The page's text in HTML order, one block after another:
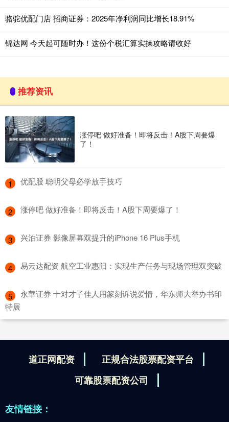
骆驼优配门店 招商证券：2025年净利润同比增长18.91%
锦达网 今天起可随时办！这份个税汇算实操攻略请收好
推荐资讯
涨停吧 做好准备！即将反击！A股下周要爆
了！
1 ​优配股 聪明父母必学放手技巧
2 ​涨停吧 做好准备！即将反击！A股下周要爆了！
3 ​兴泊证券 影像屏幕双提升的iPhone 16 Plus手机
4 ​易云达配资 航空工业惠阳：实现生产任务与现场管理双突破
5
​永華证券 十对才子佳人用篆刻诉说爱情，华东师大举办书印
特展
道正网配资
正规合法股票配资平台
可靠股票配资公司
友情链接：